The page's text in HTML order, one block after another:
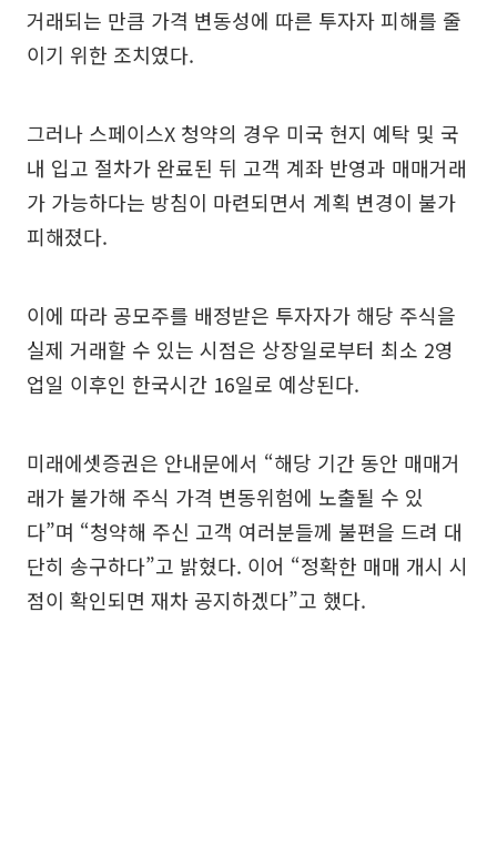
거래되는 만큼 가격 변동성에 따른 투자자 피해를 줄
이기 위한 조치였다.
그러나 스페이스X 청약의 경우 미국 현지 예탁 및 국
내 입고 절차가 완료된 뒤 고객 계좌 반영과 매매거래
가 가능하다는 방침이 마련되면서 계획 변경이 불가
피해졌다.
이에 따라 공모주를 배정받은 투자자가 해당 주식을
실제 거래할 수 있는 시점은 상장일로부터 최소 2영
업일 이후인 한국시간 16일로 예상된다.
미래에셋증권은 안내문에서 “해당 기간 동안 매매거
래가 불가해 주식 가격 변동위험에 노출될 수 있
다”며 “청약해 주신 고객 여러분들께 불편을 드려 대
단히 송구하다”고 밝혔다. 이어 “정확한 매매 개시 시
점이 확인되면 재차 공지하겠다”고 했다.